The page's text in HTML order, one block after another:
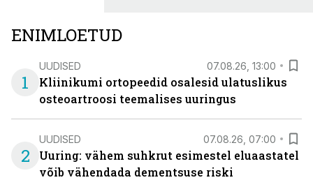
ENIMLOETUD
1
UUDISED 07.08.26, 13:00
Kliinikumi ortopeedid osalesid ulatuslikus
osteoartroosi teemalises uuringus
2
UUDISED 07.08.26, 07:00
Uuring: vähem suhkrut esimestel eluaastatel
võib vähendada dementsuse riski